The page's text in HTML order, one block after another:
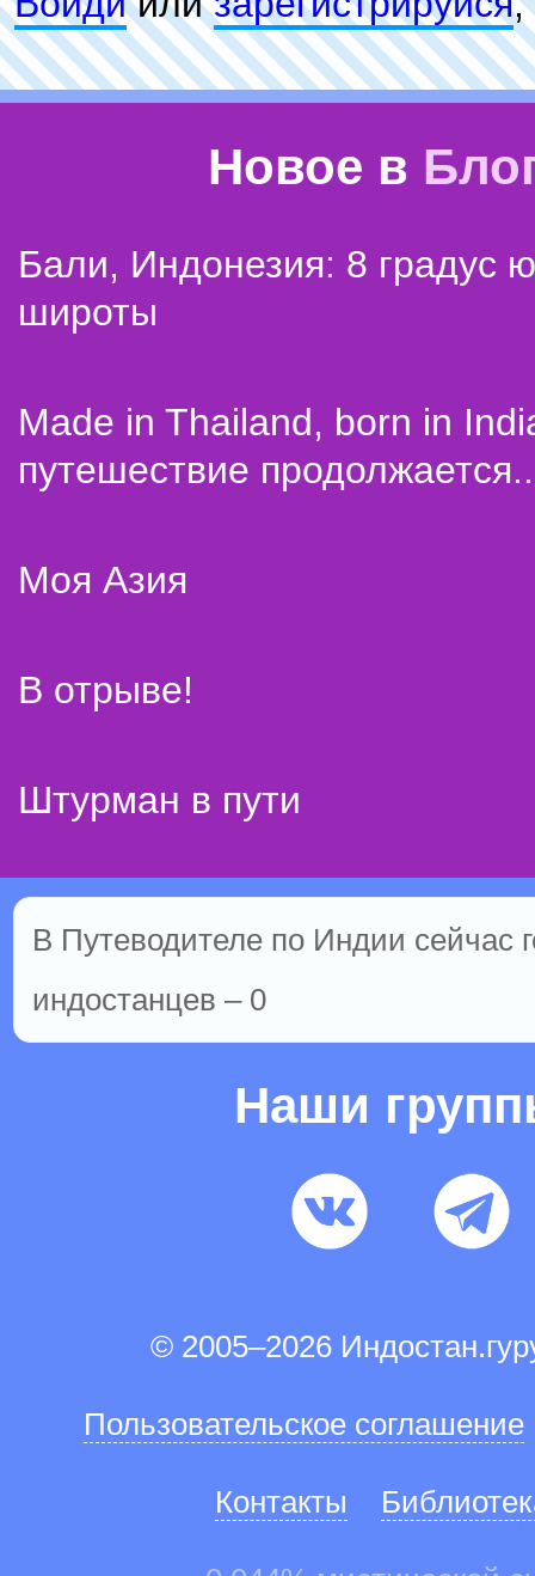
Новое в
Бали, Индонезия: 8 градус
широты
Made in Thailand, born in
путешествие
Моя Азия
В отрыве!
Штурман в пути
В Путеводителе по Индии сейчас
индостанцев – 0
Наши
© 2005–2026
Пользовательское соглашение
Контакты